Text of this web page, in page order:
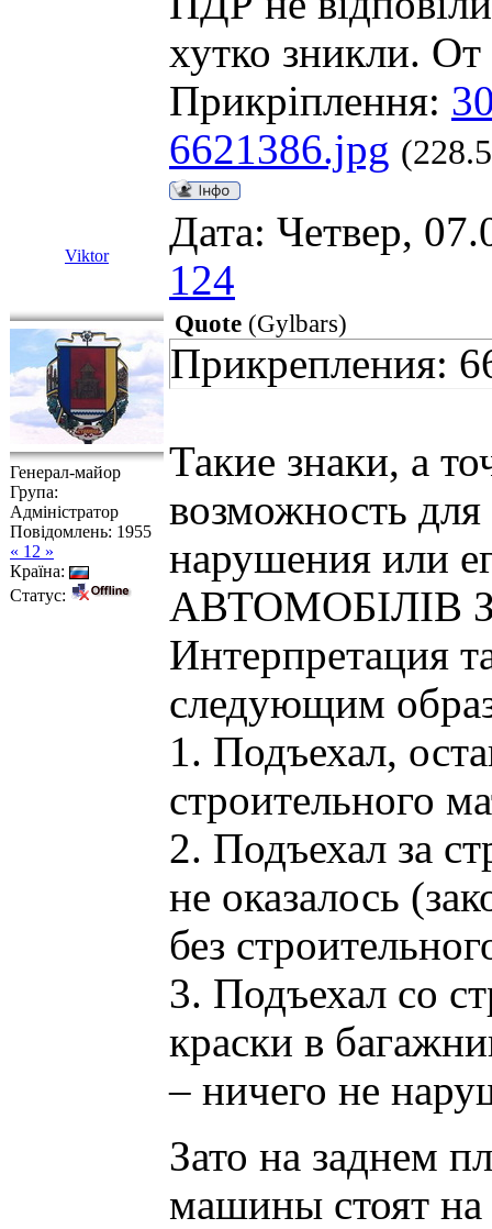
хутко зникли.
Прикріплення:
6621386.jpg
Viktor
Дата: Четвер,
124
Генерал-майор
Група:
Адміністратор
Повідомлень: 1955
« 12 »
Країна:
Статус:
Quote (Gylbars)
Прикрепления:
Такие знаки, а
возможность для
нарушения или
АВТОМОБIЛIВ
Интерпретация
следующим
1. Подъехал,
строительного
2. Подъехал за
не оказалось
без
3. Подъехал со
краски в
– ничего не
Зато на заднем
машины стоят на